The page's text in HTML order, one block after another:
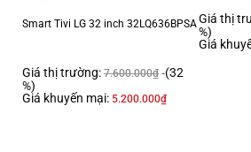
*Hình ảnh chỉ mang tính chất minh họa
Ngăn đá
Smart Tivi LG 32 inch 32LQ636BPSA
Giá thị trường: 7.600.000₫ (32
%)
Giá khuyến mại: 5.200.000₫
Giá thị
%)
Giá